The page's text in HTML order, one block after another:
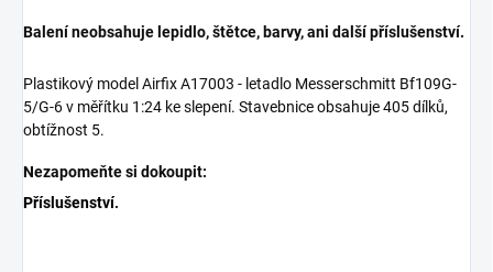
Balení neobsahuje lepidlo, štětce, barvy, ani další příslušenství.
Plastikový model Airfix A17003 - letadlo Messerschmitt Bf109G-
5/G-6 v měřítku 1:24 ke slepení. Stavebnice obsahuje 405 dílků,
obtížnost 5.
Nezapomeňte si dokoupit:
Příslušenství.